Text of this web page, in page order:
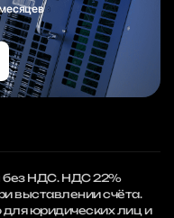
без НДС. НДС 22%
выставлении счёта.
юридических лиц и